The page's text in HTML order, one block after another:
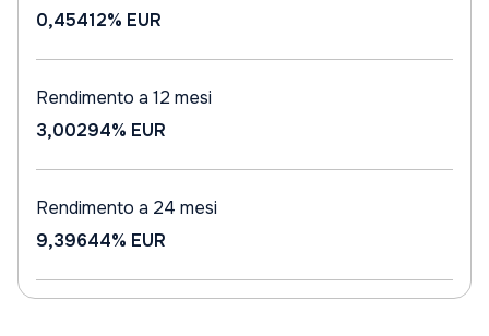
0,45412% EUR
Rendimento a 12 mesi
3,00294% EUR
Rendimento a 24 mesi
9,39644% EUR